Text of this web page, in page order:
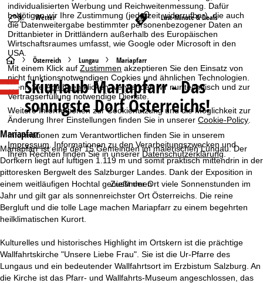
individualisierten Werbung und Reichweitenmessung. Dafür
benötigen wir Ihre Zustimmung (jederzeit widerrufbar), die auch
die Datenweitergabe bestimmter personenbezogener Daten an
Drittanbieter in Drittländern außerhalb des Europäischen
Wirtschaftsraumes umfasst, wie Google oder Microsoft in den
USA.
Mit einem Klick aufZustimmen akzeptieren Sie den Einsatz von
nicht funktionsnotwendigen Cookies und ähnlichen Technologien.
Wenn SieAblehnen klicken, verwenden wir nur technisch und zur
Vertragserfüllung notwendige Dienste.
Weitere Informationen zur Cookienutzung und die Möglichkeit zur
Änderung Ihrer Einstellungen finden Sie in unsererCookie-Policy.
Informationen zum Verantwortlichen finden Sie in unserem
Impressum. Informationen zu den Verarbeitungszwecken und
Ihren Rechten finden Sie in unserer Datenschutzerklärung.
Zustimmen
Wetter Last-Minute & Deals
S
t
a
r
t
e
t
e
Österreich Lungau Mariapfarr
SkiurlaubMariapfarr - Das
sonnigste Dorf Österreichs!
Mariapfarr
Mariapfarr ist eine der 15 Gemeinden im malerischen Lungau. Der
Dorfkern liegt auf luftigen 1.119 m und somit praktisch mittendrin in der
pittoresken Bergwelt des Salzburger Landes. Dank der Exposition in
einem weitläufigen Hochtal genießt der Ort viele Sonnenstunden im
Jahr und gilt gar als sonnenreichster Ort Österreichs. Die reine
Bergluft und die tolle Lage machen Mariapfarr zu einem begehrten
heilklimatischen Kurort.
Kulturelles und historisches Highlight im Ortskern ist die prächtige
Wallfahrtskirche "Unsere Liebe Frau". Sie ist die Ur-Pfarre des
Lungaus und ein bedeutender Wallfahrtsort im Erzbistum Salzburg. An
die Kirche ist das Pfarr- und Wallfahrts-Museum angeschlossen, das